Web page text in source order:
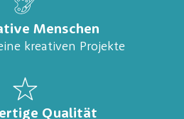
Menschen
kreativen Projekte
Qualität